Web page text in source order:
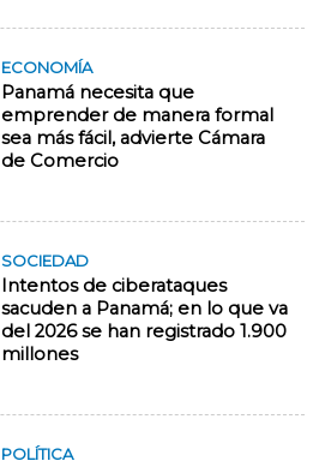
ECONOMÍA
Panamá necesita que
emprender de manera formal
sea más fácil, advierte Cámara
de Comercio
SOCIEDAD
Intentos de ciberataques
sacuden a Panamá; en lo que va
del 2026 se han registrado 1.900
millones
POLÍTICA